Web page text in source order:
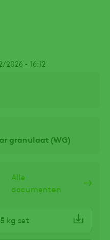
2026 - 16:12
granulaat (WG)
Alle
documenten
kg set